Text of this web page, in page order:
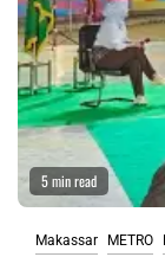
5 min read
Makassar METRO